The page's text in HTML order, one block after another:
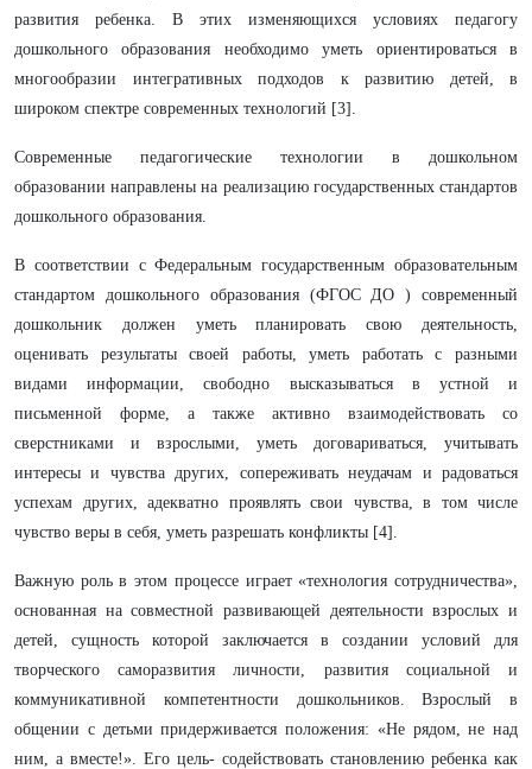
развития ребенка. В этих изменяющихся условиях педагогу
дошкольного образования необходимо уметь ориентироваться в
многообразии интегративных подходов к развитию детей, в
широком спектре современных технологий [3].
Современные педагогические технологии в дошкольном
образовании направлены на реализацию государственных стандартов
дошкольного образования.
В соответствии с Федеральным государственным образовательным
стандартом дошкольного образования (ФГОС ДО ) современный
дошкольник должен уметь планировать свою деятельность,
оценивать результаты своей работы, уметь работать с разными
видами информации, свободно высказываться в устной и
письменной форме, а также активно взаимодействовать со
сверстниками и взрослыми, уметь договариваться, учитывать
интересы и чувства других, сопереживать неудачам и радоваться
успехам других, адекватно проявлять свои чувства, в том числе
чувство веры в себя, уметь разрешать конфликты [4].
Важную роль в этом процессе играет «технология сотрудничества»,
основанная на совместной развивающей деятельности взрослых и
детей, сущность которой заключается в создании условий для
творческого саморазвития личности, развития социальной и
коммуникативной компетентности дошкольников. Взрослый в
общении с детьми придерживается положения: «Не рядом, не над
ним, а вместе!». Его цель- содействовать становлению ребенка как